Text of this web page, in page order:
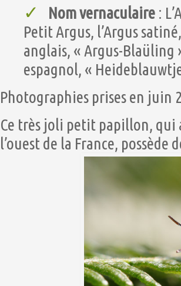
Nom vernaculaire :
Petit Argus, l’Argus
anglais, « Argus-Blaüling
espagnol, «
Photographies prises en juin
Ce très joli petit papillon, qui
l’ouest de la France, possède